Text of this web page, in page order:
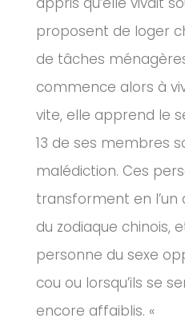
proposent de loger
de tâches
commence alors à
vite, elle apprend le
13 de ses membres
malédiction. Ces
transforment en l’un
du zodiaque chinois,
personne du sexe
cou ou lorsqu’ils se
encore affaiblis. «